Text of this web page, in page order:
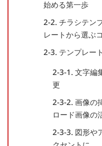
始める第一歩
2-2. チラシテン
レートから選ぶ
2-3. テンプレー
2-3-1. 文字編
更
2-3-2. 画像の
ロード画像の
2-3-3. 図形や